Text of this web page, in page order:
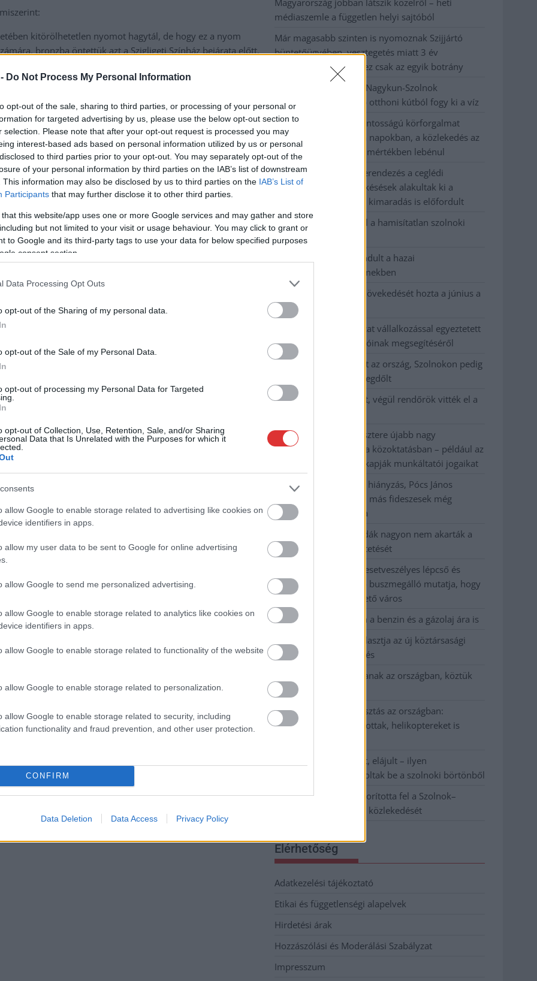
Do Not Process My Personal Information
opt-out of the sale, sharing to third parties, or processing of your personal or
for targeted advertising by us, please use the below opt-out section to
selection. Please note that after your opt-out request is processed you may
interest-based ads based on personal information utilized by us or personal
to third parties prior to your opt-out. You may separately opt-out of the
of your personal information by third parties on the IAB’s list of downstream
This information may also be disclosed by us to third parties on the IAB’s List of
Participants that may further disclose it to other third parties.
that this website/app uses one or more Google services and may gather and store
but not limited to your visit or usage behaviour. You may click to grant or
to Google and its third-party tags to use your data for below specified purposes
consent section.
Data Processing Opt Outs
opt-out of the Sharing of my personal data.
opt-out of the Sale of my Personal Data.
opt-out of processing my Personal Data for Targeted
opt-out of Collection, Use, Retention, Sale, and/or Sharing
Data that Is Unrelated with the Purposes for which it
allow Google to enable storage related to advertising like cookies on
identifiers in apps.
allow my user data to be sent to Google for online advertising
allow Google to send me personalized advertising.
allow Google to enable storage related to analytics like cookies on
identifiers in apps.
allow Google to enable storage related to functionality of the website
allow Google to enable storage related to personalization.
allow Google to enable storage related to security, including
functionality and fraud prevention, and other user protection.
CONFIRM
Data Deletion Data Access Privacy Policy
kitörölhetetlen nyomot hagytál, de hogy ez a nyom
bronzba öntettük azt a Szigligeti Színház bejárata előtt.
Szolnok örökké hálás lesz neked!”
öntötték bronzba lába nyomát és helyezték el azt a
Szolnok
Horror: földhöz vágta a kiskutyát és nyárson akarta
megsütni
készül a
szolnoki habos
óta szeretnek, és
ma is próbálnak
Györfi Mihály több tucat
megsegítéséről
munkavállalóknak, akik a tószegi
Szolnok
médiaszemle a független helyi sajtóból
Már magasabb szinten is nyomoznak Szijjártó
büntetőügyében, vesztegetés miatt 3 év
letöltendőt kaphat és ez csak az egyik botrány
Problémák egész Jász-Nagykun-Szolnok
megyében: egyre több otthoni kútból fogy ki a víz
Szolnokon egy kulcsfontosságú körforgalmat
részlegesen lezárnak a napokban, a közlekedés az
átlagost is meghaladó mértékben lebénul
Elromlott a biztosítóberendezés a ceglédi
vasútvonalon, alapos késések alakultak ki a
menetrendhez képest, kimaradás is előfordult
Ön szerint hogy készül a hamisítatlan szolnoki
habos isler?
Országos ellenőrzés indult a hazai
akkumulátoripari üzemekben
Az idei év leglassabb növekedését hozta a június a
kiskereskedelemben
Györfi Mihály több tucat vállalkozással egyeztetett
a kerékpárgyár dolgozóinak megsegítéséről
41 fok fölé forrósodott az ország, Szolnokon pedig
egy másik rekord is megdőlt
Egy telefonhívást akart, végül rendőrök vitték el a
A Tisza kormány minisztere újabb nagy
változásokról döntött a közoktatásban – például az
iskolaigazgatók visszakapják munkáltatói jogaikat
Sok volt az igazolatlan hiányzás, Pócs János
fizetéslevonást kapott, más fideszesek még
kevesebbet vittek haza
A Szolnok megyei gazdák nagyon nem akarták a
JÉGER további üzemeltetését
Csendélet 5.0: alig balesetveszélyes lépcső és
remek állapotban levő buszmegálló mutatja, hogy
Szolnok mennyire élhető város
Pénteken újra csökken a benzin és a gázolaj ára is
Napokon belül megválasztja az új köztársasági
elnököt az Országgyűlés
Kiterjedt tüzek pusztítanak az országban, köztük
Karcagon
Harmadfokú hőségriasztás az országban:
Szolnokon klímát javítottak, helikoptereket is
A zárkában rosszul lett, elájult – ilyen
körülményekről számoltak be a szolnoki börtönből
Váratlan fennakadás borította fel a Szolnok–
Kecskemét vasútvonal közlekedését
Elérhetőség
Adatkezelési tájékoztató
Etikai és függetlenségi alapelvek
Hirdetési árak
Hozzászólási és Moderálási Szabályzat
Impresszum